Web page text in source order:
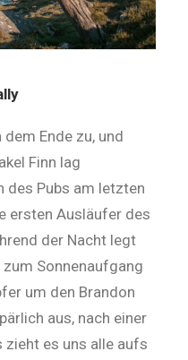
Ende zu, und
Finn lag
des Pubs am letzten
ersten Ausläufer des
der Nacht legt
Sonnenaufgang
um den Brandon
aus, nach einer
zieht es uns alle aufs